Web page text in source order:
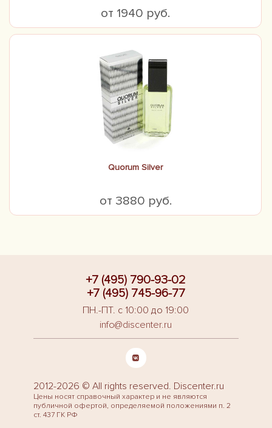
от 1940 руб.
Quorum Silver
от 3880 руб.
+7 (495) 790-93-02
+7 (495) 745-96-77
ПН.-ПТ. с 10:00 до 19:00
info@discenter.ru
2012-2026 © All rights reserved. Discenter.ru
Цены носят справочный характер и не являются
публичной офертой, определяемой положениями п. 2
ст. 437 ГК РФ